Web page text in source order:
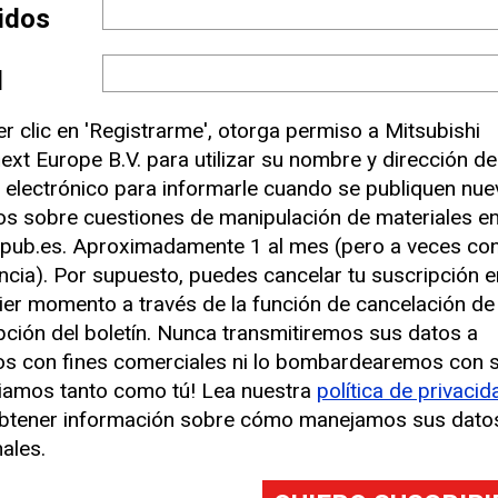
entregas en Zúrich (Suiza) a los
de compras en línea Siroop. Se realizaron
más vuelos en 2018. Sin embargo, existe
las entregas en «la última milla» pueden resultar
primer momento.
para la última milla, como el proyecto
comida rápida, pero son muchas las
afirma Robert Garbett, fundador y director
en línea que reúne a proveedores de
partes interesadas. «Esta aplicación parece
pero se trata, en realidad, del uso menos
ciudades inteligentes donde estos puedan
difícil que despegue».
clic en 'Registrarme', otorga permiso a Mitsubishi
Europe B.V. para utilizar su nombre y dirección de
para informarle cuando se publiquen
sobre cuestiones de manipulación de materiales en
Aproximadamente 1 al mes (pero a veces
Por supuesto, puedes cancelar tu suscripción
momento a través de la función de cancelación de
del boletín. Nunca transmitiremos sus datos a
con fines comerciales ni lo bombardearemos con
tanto como tú! Lea nuestra política de
información sobre cómo manejamos sus